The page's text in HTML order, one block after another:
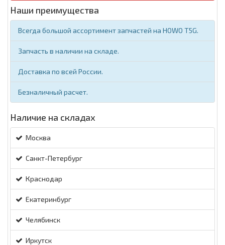
Наши преимущества
Всегда большой ассортимент запчастей на HOWO T5G.
Запчасть в наличии на складе.
Доставка по всей России.
Безналичный расчет.
Наличие на складах
Москва
Санкт-Петербург
Краснодар
Екатеринбург
Челябинск
Иркутск